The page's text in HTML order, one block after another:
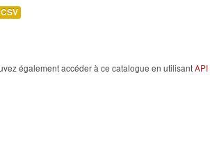
CSV
également accéder à ce catalogue en utilisantAPI